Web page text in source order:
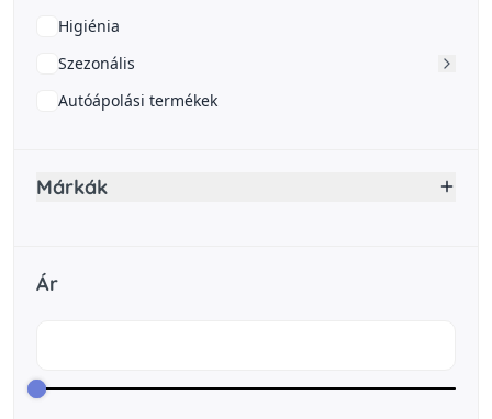
Higiénia
Szezonális
Autóápolási termékek
Márkák
Ár